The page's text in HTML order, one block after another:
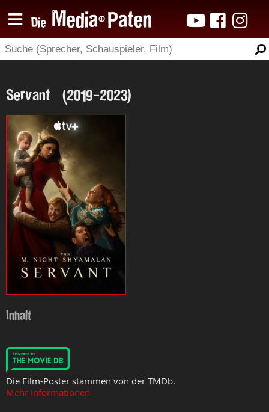
Servant (2019-2023)
Inhalt
Die Film-Poster stammen von der TMDb.
Mehr Informationen.